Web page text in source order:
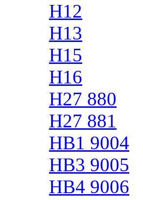
H12
H13
H15
H16
H27 880
H27 881
HB1 9004
HB3 9005
HB4 9006